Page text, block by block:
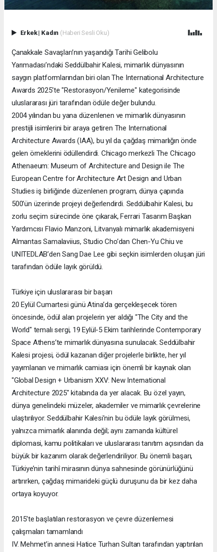
Erkek| Kadın (Haberi Sesli Oku)
Çanakkale Savaşları’nın yaşandığı Tarihi Gelibolu
Yarımadası’ndaki Seddülbahir Kalesi, mimarlık dünyasının
saygın platformlarından biri olan The International Architecture
Awards 2025’te "Restorasyon/Yenileme" kategorisinde
uluslararası jüri tarafından ödüle değer bulundu.
2004 yılından bu yana düzenlenen ve mimarlık dünyasının
prestijli isimlerini bir araya getiren The International
Architecture Awards (IAA), bu yıl da çağdaş mimarlığın önde
gelen örneklerini ödüllendirdi. Chicago merkezli The Chicago
Athenaeum: Museum of Architecture and Design ile The
European Centre for Architecture Art Design and Urban
Studies iş birliğinde düzenlenen program, dünya çapında
500’ün üzerinde projeyi değerlendirdi. Seddülbahir Kalesi, bu
zorlu seçim sürecinde öne çıkarak, Ferrari Tasarım Başkan
Yardımcısı Flavio Manzoni, Litvanyalı mimarlık akademisyeni
Almantas Samalaviius, Studio Cho’dan Chen-Yu Chiu ve
UNITEDLAB’den Sang Dae Lee gibi seçkin isimlerden oluşan jüri
tarafından ödüle layık görüldü.
Türkiye için uluslararası bir başarı
20 Eylül Cumartesi günü Atina’da gerçekleşecek tören
öncesinde, ödül alan projelerin yer aldığı "The City and the
World" temalı sergi, 19 Eylül-5 Ekim tarihlerinde Contemporary
Space Athens’te mimarlık dünyasına sunulacak. Seddülbahir
Kalesi projesi, ödül kazanan diğer projelerle birlikte, her yıl
yayımlanan ve mimarlık camiası için önemli bir kaynak olan
"Global Design + Urbanism XXV: New International
Architecture 2025" kitabında da yer alacak. Bu özel yayın,
dünya genelindeki müzeler, akademiler ve mimarlık çevrelerine
ulaştırılıyor. Seddülbahir Kalesi’nin bu ödüle layık görülmesi,
yalnızca mimarlık alanında değil; aynı zamanda kültürel
diplomasi, kamu politikaları ve uluslararası tanıtım açısından da
büyük bir kazanım olarak değerlendiriliyor. Bu önemli başarı,
Türkiye’nin tarihî mirasının dünya sahnesinde görünürlüğünü
artırırken, çağdaş mimarideki güçlü duruşunu da bir kez daha
ortaya koyuyor.
2015’te başlatılan restorasyon ve çevre düzenlemesi
çalışmaları tamamlandı
IV. Mehmet’in annesi Hatice Turhan Sultan tarafından yaptırılan